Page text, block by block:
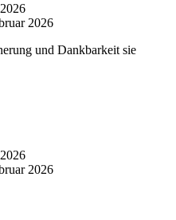
2026
und Dankbarkeit sie
2026